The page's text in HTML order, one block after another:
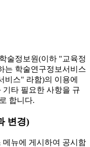
술정보원(이하 "교육정
는 학술연구정보서비스
비스" 라함)의 이용에
기타 필요한 사항을 규
합니다.
변경)
뉴에 게시하여 공시함